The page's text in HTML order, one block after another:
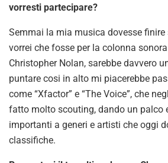
vorresti partecipare?
Semmai la mia musica dovesse finire
vorrei che fosse per la colonna
Christopher Nolan, sarebbe davvero
puntare cosi in alto mi piacerebbe
come “Xfactor” e “The Voice”, che
fatto molto scouting, dando un palco
importanti a generi e artisti che oggi
classifiche.